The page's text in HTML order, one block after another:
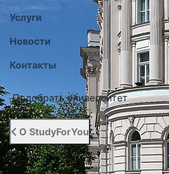
Услуги
Новости
Контакты
Подобрать университет
О StudyForYou
О StudyForYou